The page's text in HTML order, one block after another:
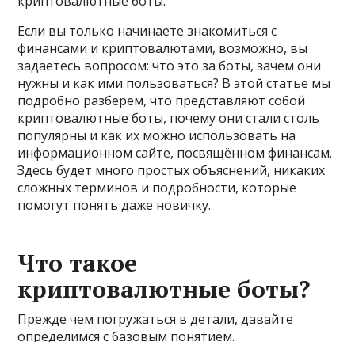
Если вы только начинаете знакомиться с
финансами и криптовалютами, возможно, вы
задаетесь вопросом: что это за боты, зачем они
нужны и как ими пользоваться? В этой статье мы
подробно разберем, что представляют собой
криптовалютные боты, почему они стали столь
популярны и как их можно использовать на
информационном сайте, посвящённом финансам.
Здесь будет много простых объяснений, никаких
сложных терминов и подробности, которые
помогут понять даже новичку.
Что такое
криптовалютные боты?
Прежде чем погружаться в детали, давайте
определимся с базовым понятием.